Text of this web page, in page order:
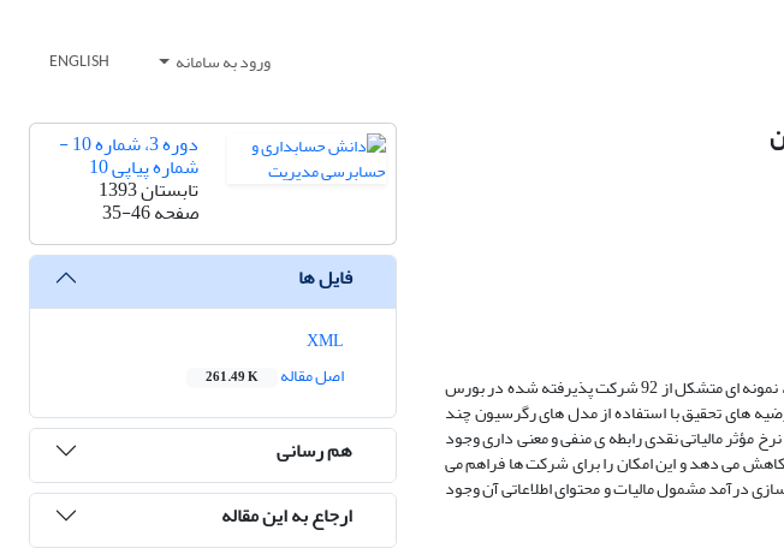
ورود به سامانه ENGLISH
هدف این پژوهش، بررسی تأثیر هموارسازی درآمد مشمول مالیات بر اجتناب از مالیات و محتوای اطلاعاتی آن است. بدین منظور، نمونه ای متشکل از 92 شرکت پذیرفته شده در بورس
های تحقیق با استفاده از مدل های رگرسیون چند
مؤثر مالیاتی نقدی رابطه ی منفی و معنی داری وجود
کاهش می دهد و این امکان را برای شرکت ها فراهم می
درآمد مشمول مالیات و محتوای اطلاعاتی آن وجود
دوره 3، شماره 10 -
شماره پیاپی 10
تابستان 1393
صفحه35-46
فایل ها
اصل مقاله
261.49 K
هم رسانی
ارجاع به این مقاله